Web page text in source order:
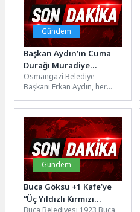
Gündem
Başkan Aydın’ın Cuma
Durağı Muradiye
Mahallesi Oldu
Osmangazi Belediye
Başkanı Erkan Aydın, her
mahalle ziyaretleri
kapsamında bu kez
Muradiye Mahallesi’nde...
Gündem
Buca Göksu +1 Kafe’ye
“Üç Yıldızlı Kırmızı
Buca Belediyesi 1923 Buca